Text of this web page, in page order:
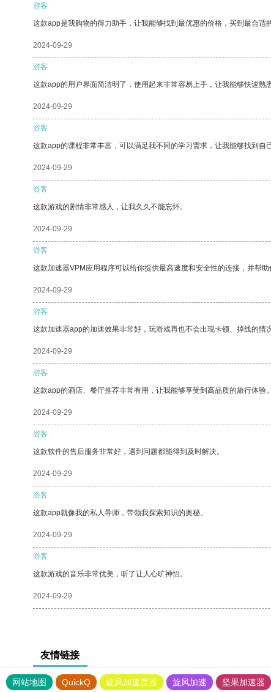
游客
这款app是我购物的得力助手，让我能够找到最优惠的价格，买到最合适
2024-09-29
游客
这款app的用户界面简洁明了，使用起来非常容易上手，让我能够快速熟
2024-09-29
游客
这款app的课程非常丰富，可以满足我不同的学习需求，让我能够找到自
2024-09-29
游客
这款游戏的剧情非常感人，让我久久不能忘怀。
2024-09-29
游客
这款加速器VPM应用程序可以给你提供最高速度和安全性的连接，并帮助
2024-09-29
游客
这款加速器app的加速效果非常好，玩游戏再也不会出现卡顿、掉线的情
2024-09-29
游客
这款app的酒店、餐厅推荐非常有用，让我能够享受到高品质的旅行体验。
2024-09-29
游客
这款软件的售后服务非常好，遇到问题都能得到及时解决。
2024-09-29
游客
这款app就像我的私人导师，带领我探索知识的奥秘。
2024-09-29
游客
这款游戏的音乐非常优美，听了让人心旷神怡。
2024-09-29
友情链接
网站地图 QuickQ 旋风加速度器 旋风加速 坚果加速器